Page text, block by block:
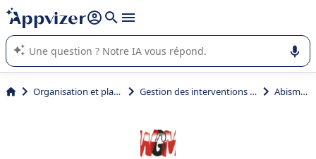
répondre (plusieurs lignes avec
L'IA de Appvizer vous guide dans l'utilisation ou la sélection de
logiciel SaaS en entreprise.
Organisation et planification Gestion des interventions et tournées Abismo.net